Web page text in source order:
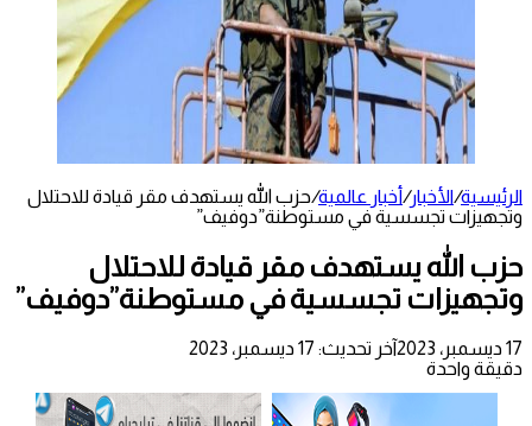
الرئيسية/الأخبار/أخبار عالمية/حزب الله يستهدف مقر قيادة للاحتلال
وتجهيزات تجسسية في مستوطنة”دوفيف”
حزب الله يستهدف مقر قيادة للاحتلال
وتجهيزات تجسسية في مستوطنة”دوفيف”
17 ديسمبر، 2023
آخر تحديث: 17 ديسمبر، 2023
دقيقة واحدة